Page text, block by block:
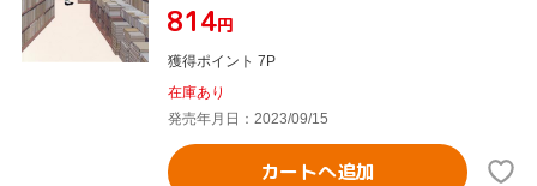
¥814円
獲得ポイント 7P
在庫あり
発売年月日：2023/09/15
カートへ追加